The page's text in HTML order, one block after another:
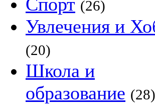
(26)
Увлечения и
(20)
Школа и
образование (28)